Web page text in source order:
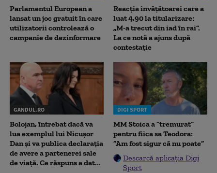
Parlamentul European a
lansat un joc gratuit în care
utilizatorii controlează o
campanie de dezinformare
Reacția învățătoarei care a
luat 4,90 la titularizare:
„M-a trecut din iad în rai”.
La ce notă a ajuns după
contestație
GANDUL.RO
Bolojan, întrebat dacă va
lua exemplul lui Nicușor
Dan și va publica declarația
de avere a partenerei sale
de viață. Ce răspuns a dat...
DIGI SPORT
MM Stoica a ”tremurat”
pentru fiica sa Teodora:
”Am fost sigur că nu poate”
Descarcă aplicația Digi
Sport